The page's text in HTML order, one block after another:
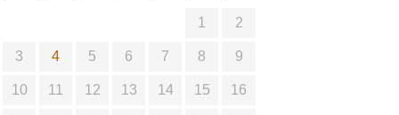
1 2
3 4 5 6 7 8 9
10 11 12 13 14 15 16